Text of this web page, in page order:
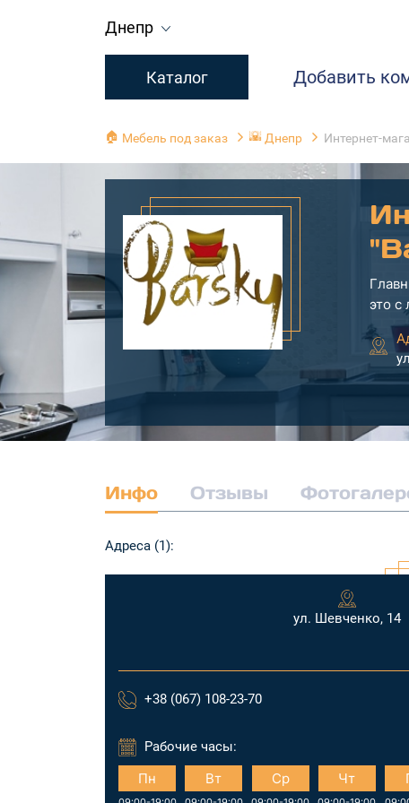
Днепр
Каталог Добавить
🏠 Мебель под заказ 🌇 Днепр Интернет-
это
Инфо Отзывы
Адреса (1):
ул. Шевченко, 14
+38 (067) 108-23-70
Рабочие часы:
Пн Вт Ср Чт